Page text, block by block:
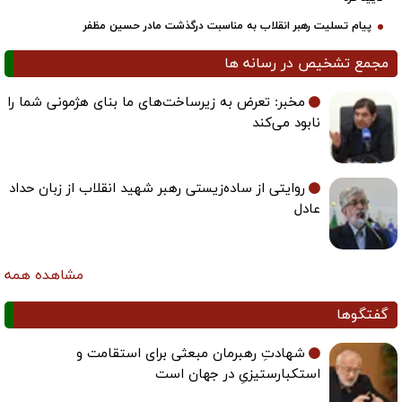
پیام تسلیت رهبر انقلاب به مناسبت درگذشت مادر حسین مظفر
مجمع تشخیص در رسانه ها
مخبر: تعرض به زیرساخت‌های ما بنای هژمونی شما را
نابود می‌کند
روایتی از ساده‌زیستی رهبر شهید انقلاب از زبان حداد
عادل
مشاهده همه
گفتگوها
شهادتِ رهبرمان مبعثی برای استقامت و
استکبارستیزیِ در جهان است